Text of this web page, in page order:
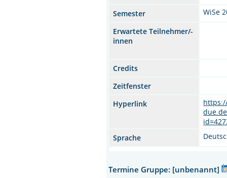
Semester
WiSe
Erwartete Teilnehmer/-
innen
Credits
Zeitfenster
Hyperlink
Sprache
Termine Gruppe: [unbenannt]